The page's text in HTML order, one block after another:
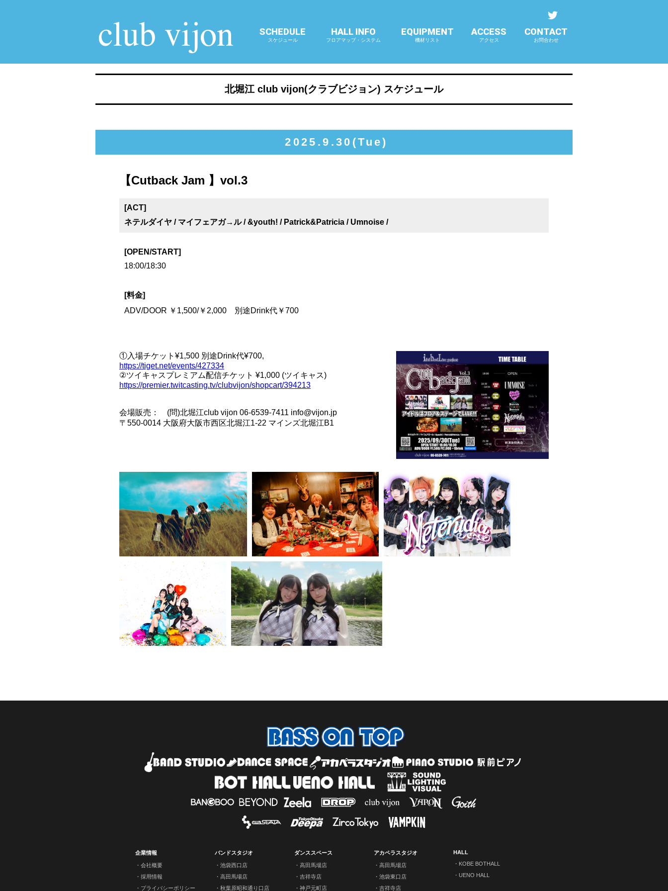
SCHEDULE
スケジュール
HALL INFO
フロアマップ・システム
EQUIPMENT
機材リスト
ACCESS
アクセス
CONTACT
お問合わせ
北堀江 club vijon(クラブビジョン) スケジュール
2025.9.30(Tue)
【Cutback Jam 】vol.3
[ACT]
ネテルダイヤ / マイフェアガ→ル / &youth! / Patrick&Patricia / Umnoise /
[OPEN/START]
18:00/18:30
[料金]
ADV/DOOR ￥1,500/￥2,000 別途Drink代￥700
①入場チケット¥1,500 別途Drink代¥700,
https://tiget.net/events/427334
②ツイキャスプレミアム配信チケット ¥1,000 (ツイキャス)
https://premier.twitcasting.tv/clubvijon/shopcart/394213
会場販売： (問)北堀江club vijon 06-6539-7411 info@vijon.jp
〒550-0014 大阪府大阪市西区北堀江1-22 マインズ北堀江B1
企業情報
会社概要
採用情報
プライバシーポリシー
バンドスタジオ
池袋西口店
高田馬場店
秋葉原昭和通り口店
ダンススペース
高田馬場店
吉祥寺店
神戸元町店
アカペラスタジオ
高田馬場店
池袋東口店
吉祥寺店
HALL
KOBE BOTHALL
UENO HALL